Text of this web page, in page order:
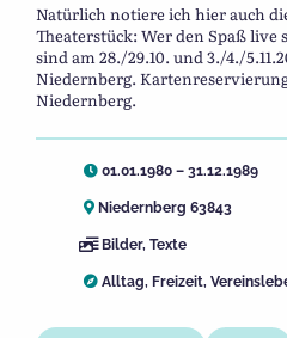
Natürlich notiere ich hier auch
Theaterstück: Wer den Spaß
sind am 28./29.10. und 3./4./
Niedernberg.
Niedernberg.
01.01.1980 – 31.12.1989
Niedernberg 63843
Bilder, Texte
Alltag, Freizeit,